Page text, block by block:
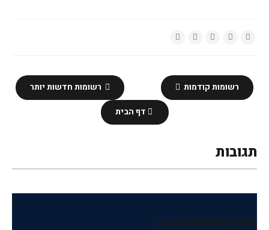
רשומות חדשות יותר רשומות קודמות
דף הבית
תגובות
הוסף רשומת תגובה